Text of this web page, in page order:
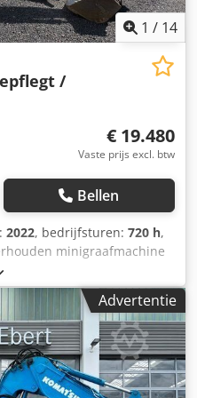
1 / 14
/
€ 19.480
Vaste prijs excl. btw
Bellen
2022, bedrijfsturen: 720 h,
minigraafmachine
gegevens: * Operationeel
kg * Motor Komatsu
lengte 3.845 mm * Totale
(bij minimum) 1.280 mm
230 mm *
* Totale lengte van de
4.100 mm * Max.
Advertentie